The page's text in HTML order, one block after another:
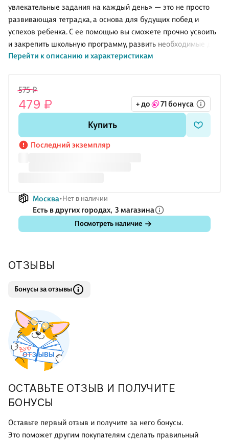
увлекательные задания на каждый день» — это не просто
развивающая тетрадка, а основа для будущих побед и
успехов ребенка. С ее помощью вы сможете прочно усвоить
и закрепить школьную программу, развить необходимые для
возраста 6-8 лет навыки, научитесь нестандартно мыслить, и
математика, при этом упражнения составлены таким
образом, чтобы развивать широту, вариативность, гибкость
мышления детей, умение соотносить, казалось бы, абсолютно
несхожие явления, способность подходить к одной и той же
проблеме с разных сторон. . .Благодаря пре
Перейти к описанию и характеристикам
575 ₽
479 ₽ + до 71 бонуса
Купить
Последний экземпляр
Москва Нет в наличии
Есть в других городах, 3 магазина
Посмотреть наличие
ОТЗЫВЫ
Бонусы за отзывы
ОСТАВЬТЕ ОТЗЫВ И ПОЛУЧИТЕ
БОНУСЫ
Оставьте первый отзыв и получите за него бонусы.
Это поможет другим покупателям сделать правильный